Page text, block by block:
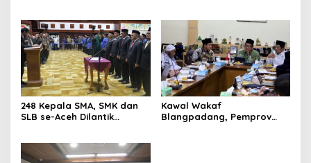
Universitas Ahmad Dahlan
Aceh
Goes to School”
248 Kepala SMA, SMK dan
SLB se-Aceh Dilantik
Kawal Wakaf
Blangpadang, Pemprov